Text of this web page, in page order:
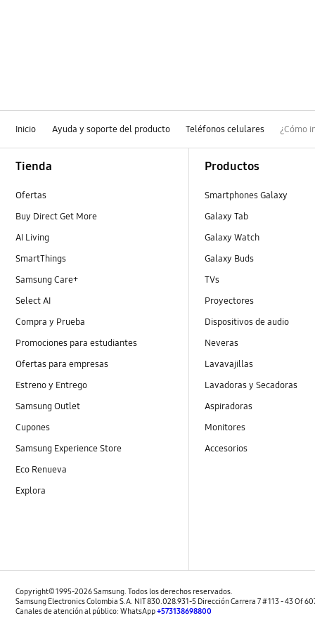
Inicio Ayuda y soporte del producto Teléfonos celulares ¿Cómo
Tienda
Ofertas
Buy Direct Get More
AI Living
SmartThings
Samsung Care+
Select AI
Compra y Prueba
Promociones para estudiantes
Ofertas para empresas
Estreno y Entrego
Samsung Outlet
Cupones
Samsung Experience Store
Eco Renueva
Explora
Productos
Smartphones Galaxy
Galaxy Tab
Galaxy Watch
Galaxy Buds
TVs
Proyectores
Dispositivos de audio
Neveras
Lavavajillas
Lavadoras y Secadoras
Aspiradoras
Monitores
Accesorios
Copyright© 1995-2026 Samsung. Todos los derechos reservados.
Samsung Electronics Colombia S.A. NIT 830.028.931-5 Dirección Carrera 7 # 113 - 43 Of
Canales de atención al público: WhatsApp+573138698800